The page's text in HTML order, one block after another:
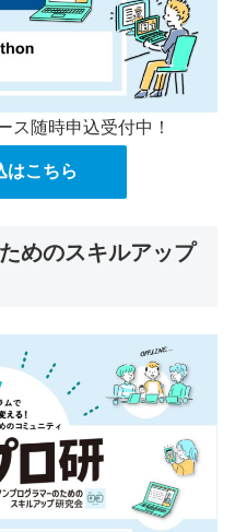
ス随時申込受付中！
はこちら
めのスキルアップ